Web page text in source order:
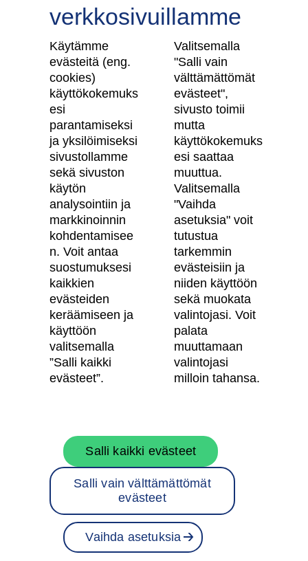
Ota yhteyttä
Tilaa uutiskirje
Skanska Kodit
Artikkelit
Digitaalinen asuntokauppa
Asiakkaiden kokemuksia meistä
Vastuullisuus
Tietosuojaseloste
Käyttöehdot
Evästeasetukset
Saavutettavuusseloste
Oma Skanska
Tietoa Skanskasta
Töihin meille
Rakentamispalvelut
Skanska Suomessa
Projektit
verkkosivuillamme
Käytämme
evästeitä (eng.
cookies)
käyttökokemuks
esi
parantamiseksi
ja yksilöimiseksi
sivustollamme
sekä sivuston
käytön
analysointiin ja
markkinoinnin
kohdentamisee
n. Voit antaa
suostumuksesi
kaikkien
evästeiden
keräämiseen ja
käyttöön
valitsemalla
”Salli kaikki
evästeet”.
Valitsemalla
"Salli vain
välttämättömät
evästeet",
sivusto toimii
mutta
käyttökokemuks
esi saattaa
muuttua.
Valitsemalla
"Vaihda
asetuksia" voit
tutustua
tarkemmin
evästeisiin ja
niiden käyttöön
sekä muokata
valintojasi. Voit
palata
muuttamaan
valintojasi
milloin tahansa.
Vaihda asetuksia
Salli vain välttämättömät
evästeet
Salli kaikki evästeet